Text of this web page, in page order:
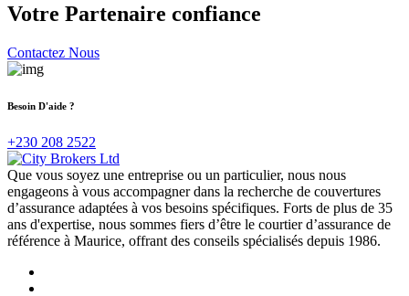
Votre Partenaire confiance
Contactez Nous
Besoin D'aide ?
+230 208 2522
Que vous soyez une entreprise ou un particulier, nous nous
engageons à vous accompagner dans la recherche de couvertures
d’assurance adaptées à vos besoins spécifiques. Forts de plus de 35
ans d'expertise, nous sommes fiers d’être le courtier d’assurance de
référence à Maurice, offrant des conseils spécialisés depuis 1986.